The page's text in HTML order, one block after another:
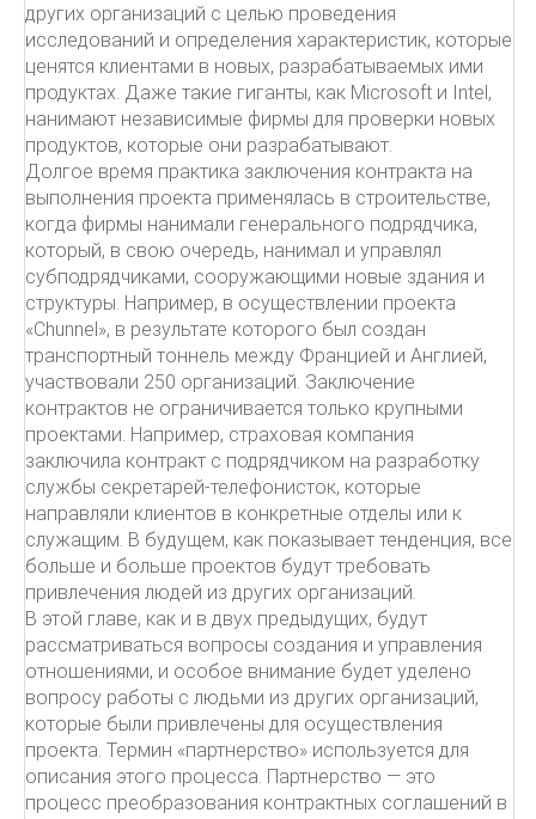
других организаций с целью проведения
исследований и определения характеристик, которые
ценятся клиентами в новых, разрабатываемых ими
продуктах. Даже такие гиганты, как Microsoft и Intel,
нанимают независимые фирмы для проверки новых
продуктов, которые они разрабатывают.
Долгое время практика заключения контракта на
выполнения проекта применялась в строительстве,
когда фирмы нанимали генерального подрядчика,
который, в свою очередь, нанимал и управлял
субподрядчиками, сооружающими новые здания и
структуры. Например, в осуществлении проекта
«Chunnel», в результате которого был создан
транспортный тоннель между Францией и Англией,
участвовали 250 организаций. Заключение
контрактов не ограничивается только крупными
проектами. Например, страховая компания
заключила контракт с подрядчиком на разработку
службы секретарей-телефонисток, которые
направляли клиентов в конкретные отделы или к
служащим. В будущем, как показывает тенденция, все
больше и больше проектов будут требовать
привлечения людей из других организаций.
В этой главе, как и в двух предыдущих, будут
рассматриваться вопросы создания и управления
отношениями, и особое внимание будет уделено
вопросу работы с людьми из других организаций,
которые были привлечены для осуществления
проекта. Термин «партнерство» используется для
описания этого процесса. Партнерство — это
процесс преобразования контрактных соглашений в